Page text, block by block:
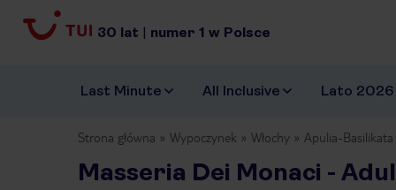
30 lat | numer 1 w Polsce
Last Minute All Inclusive Lato 2026
Strona główna Wypoczynek Włochy Apulia-Basilikata
Masseria Dei Monaci -